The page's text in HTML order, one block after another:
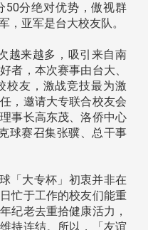
50分绝对优势，傲视群
，亚军是台大校友队。
越来越多，吸引来自南
者，本次赛事由台大、
校友，激战竞技最为激
，邀请大专联合校友会
事长高东茂、洛侨中心
球赛召集张骥、总干事
「大专杯」初衷并非在
忙于工作的校友们能重
纪老去重拾健康活力，
持连结。所以，「友谊